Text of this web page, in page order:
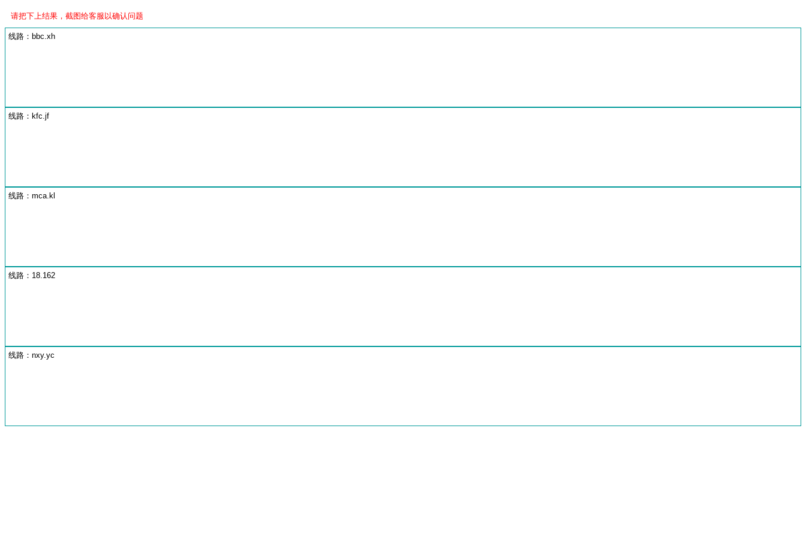
请把下上结果，截图给客服以确认问题
线路：bbc.xh
线路：kfc.jf
线路：mca.kl
线路：18.162
线路：nxy.yc